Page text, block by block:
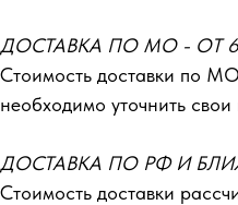
ДОСТАВКА ПО МО - ОТ
Стоимость доставки по
необходимо уточнить
ДОСТАВКА ПО РФ И
Стоимость доставки